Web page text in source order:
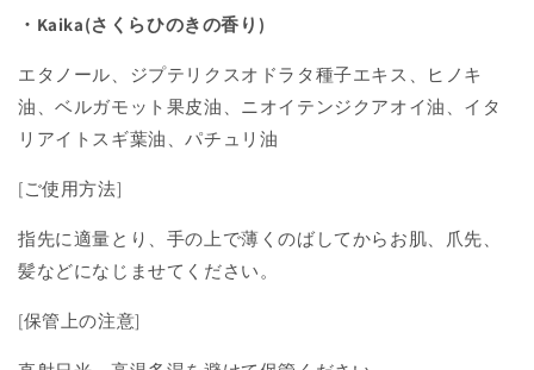
・Kaika(さくらひのきの香り)
エタノール、ジプテリクスオドラタ種子エキス、ヒノキ
油、ベルガモット果皮油、ニオイテンジクアオイ油、イタ
リアイトスギ葉油、パチュリ油
[ご使用方法]
指先に適量とり、手の上で薄くのばしてからお肌、爪先、
髪などになじませてください。
[保管上の注意]